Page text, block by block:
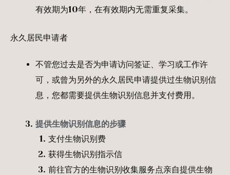
有效期为10年，在有效期内无需重复采集。
永久居民申请者
不管您过去是否为申请访问签证、学习或工作许
可，或曾为另外的永久居民申请提供过生物识别信
息，您都需要提供生物识别信息并支付费用。
提供生物识别信息的步骤
支付生物识别费
获得生物识别指示信
前往官方的生物识别收集服务点亲自提供生物